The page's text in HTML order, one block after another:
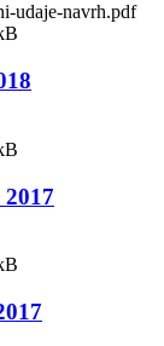
udaje-navrh.pdf